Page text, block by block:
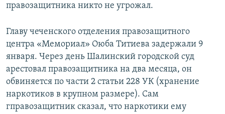
правозащитника никто не угрожал.
Главу чеченского отделения правозащитного
центра «Мемориал» Оюба Титиева задержали 9
января. Через день Шалинский городской суд
арестовал правозащитника на два месяца, он
обвиняется по части 2 статьи 228 УК (хранение
наркотиков в крупном размере). Сам
гправозащитник сказал, что наркотики ему